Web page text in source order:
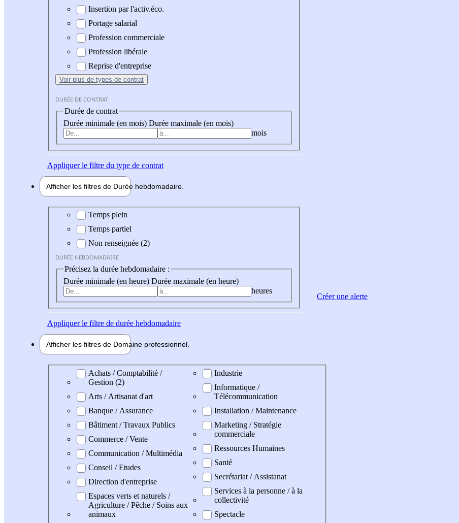
Insertion par l'activ.éco.
Portage salarial
Profession commerciale
Profession libérale
Reprise d'entreprise
Voir plus de types de contrat
DURÉE DE CONTRAT
Durée de contrat
Durée minimale (en mois) Durée maximale (en mois)
mois
Appliquerle filtre du type de contrat
Afficher les filtres de Durée hebdomadaire
Durée hebdomadaire
Temps plein
Temps partiel
Non renseignée (2)
DURÉE HEBDOMADAIRE
Précisez la durée hebdomadaire :
Durée minimale (en heure) Durée maximale (en heure)
heures
Appliquerle filtre de durée hebdomadaire
Afficher les filtres de Domaine professionnel
Domaine professionel
Achats / Comptabilité /
Gestion (2)
Arts / Artisanat d'art
Banque / Assurance
Bâtiment / Travaux Publics
Commerce / Vente
Communication / Multimédia
Conseil / Etudes
Direction d'entreprise
Espaces verts et naturels /
Agriculture / Pêche / Soins aux
animaux
Industrie
Informatique /
Télécommunication
Installation / Maintenance
Marketing / Stratégie
commerciale
Ressources Humaines
Santé
Secrétariat / Assistanat
Services à la personne / à la
collectivité
Spectacle
Créer une alerte